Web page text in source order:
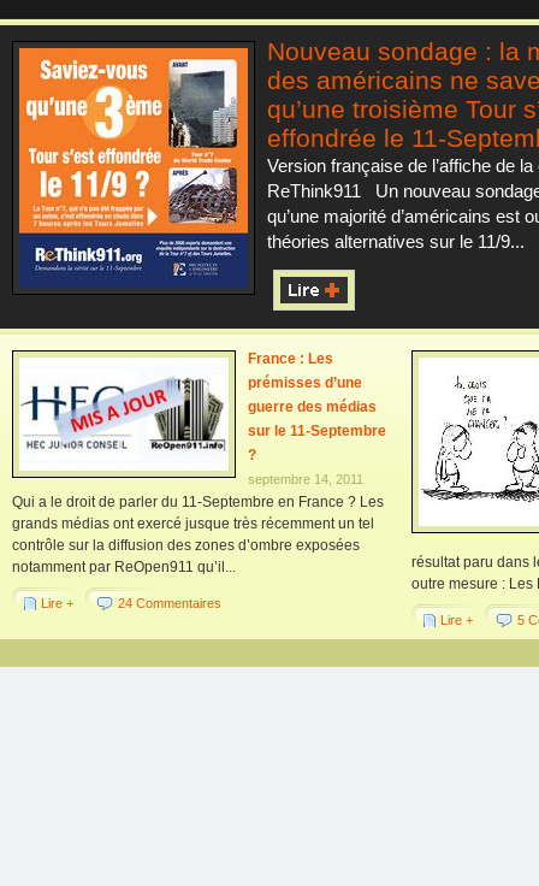
Nouveau sondage : la
des américains ne
qu’une troisième Tour
effondrée le 11-
Version française de l’affiche de
ReThink911 Un nouveau
qu’une majorité d’américains est
théories alternatives sur le 11/9...
France : Les
prémisses d’une
guerre des médias
sur le 11-Septembre
?
septembre 14, 2011
Qui a le droit de parler du 11-Septembre en France ? Les
grands médias ont exercé jusque très récemment un tel
contrôle sur la diffusion des zones d’ombre exposées
notamment par ReOpen911 qu’il...
Lire + 24 Commentaires
résultat paru dans
outre mesure : Les
Lire + 5